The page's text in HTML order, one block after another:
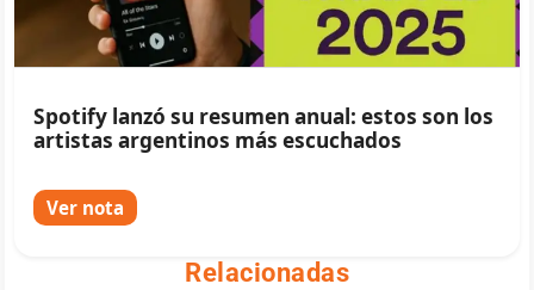
Spotify lanzó su resumen anual: estos son los
artistas argentinos más escuchados
Ver nota
Relacionadas